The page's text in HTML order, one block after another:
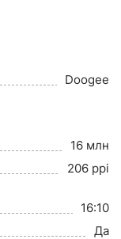
Doogee
16 млн
206 ppi
16:10
Да